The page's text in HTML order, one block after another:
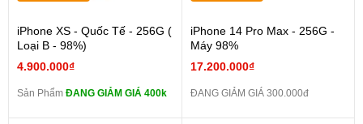
iPhone XS - Quốc Tế - 256G (
Loại B - 98%)
4.900.000₫
Sản Phẩm ĐANG GIẢM GIÁ 400k
iPhone 14 Pro Max - 256G -
Máy 98%
17.200.000₫
ĐANG GIẢM GIÁ 300.000đ